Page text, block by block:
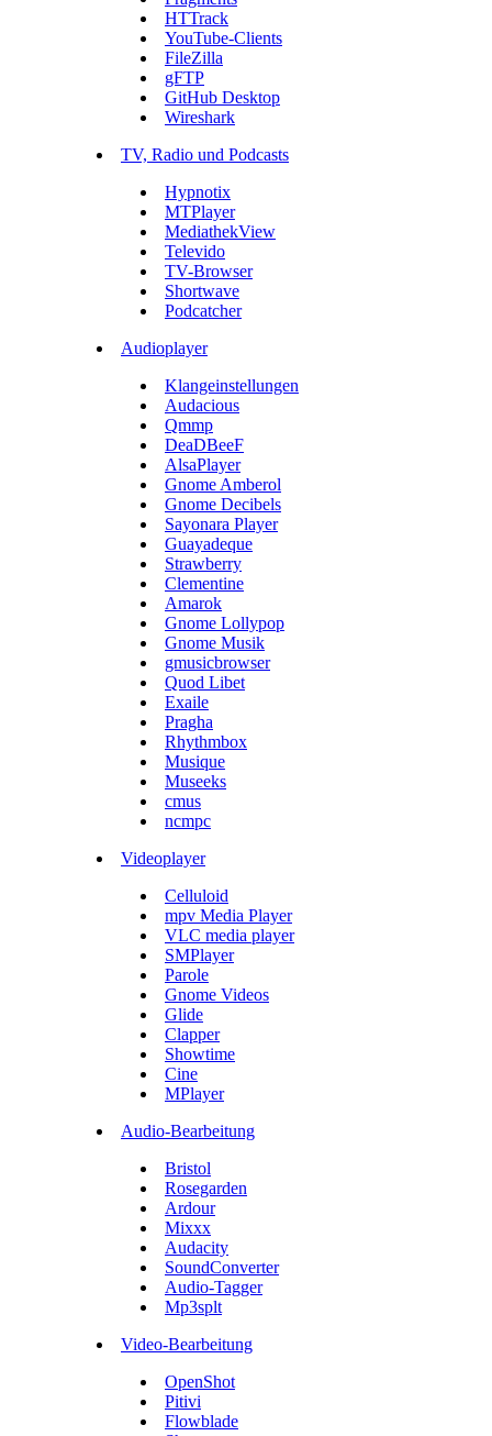
HTTrack
YouTube-Clients
FileZilla
gFTP
GitHub Desktop
Wireshark
TV, Radio und Podcasts
Hypnotix
MTPlayer
MediathekView
Televido
TV-Browser
Shortwave
Podcatcher
Audioplayer
Klangeinstellungen
Audacious
Qmmp
DeaDBeeF
AlsaPlayer
Gnome Amberol
Gnome Decibels
Sayonara Player
Guayadeque
Strawberry
Clementine
Amarok
Gnome Lollypop
Gnome Musik
gmusicbrowser
Quod Libet
Exaile
Pragha
Rhythmbox
Musique
Museeks
cmus
ncmpc
Videoplayer
Celluloid
mpv Media Player
VLC media player
SMPlayer
Parole
Gnome Videos
Glide
Clapper
Showtime
Cine
MPlayer
Audio-Bearbeitung
Bristol
Rosegarden
Ardour
Mixxx
Audacity
SoundConverter
Audio-Tagger
Mp3splt
Video-Bearbeitung
OpenShot
Pitivi
Flowblade